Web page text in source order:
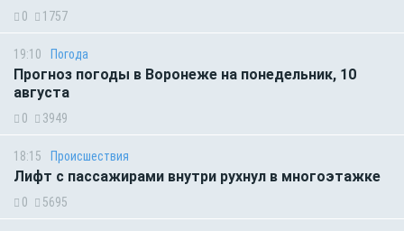
0 1757
19:10 Погода
Прогноз погоды в Воронеже на понедельник, 10
августа
0 3949
18:15 Происшествия
Лифт с пассажирами внутри рухнул в многоэтажке
0 5695